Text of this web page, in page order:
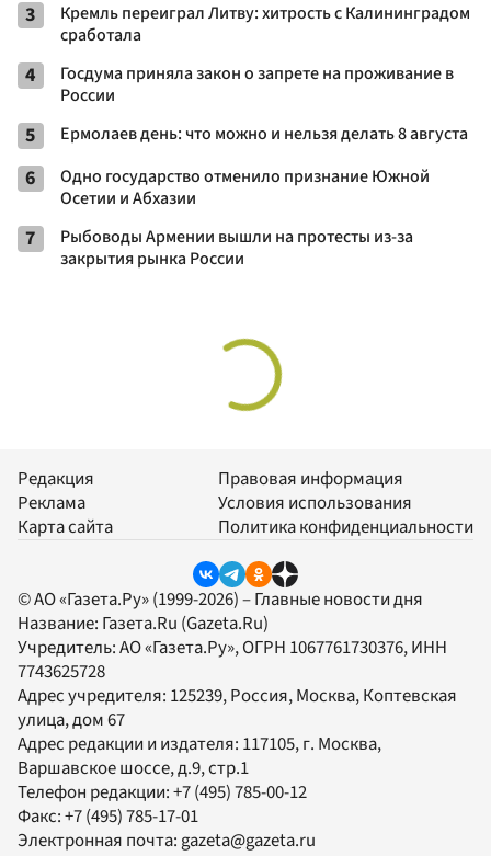
3
Кремль переиграл Литву: хитрость с Калининградом
сработала
4
Госдума приняла закон о запрете на проживание в
России
5 Ермолаев день: что можно и нельзя делать 8 августа
6
Одно государство отменило признание Южной
Осетии и Абхазии
7
Рыбоводы Армении вышли на протесты из-за
закрытия рынка России
Редакция
Реклама
Карта сайта
Правовая информация
Условия использования
Политика конфиденциальности
© АО «Газета.Ру» (1999-2026) – Главные новости дня
Название: Газета.Ru (Gazeta.Ru)
Учредитель:АО «Газета.Ру», ОГРН 1067761730376, ИНН
7743625728
Адрес учредителя: 125239, Россия, Москва, Коптевская
улица, дом 67
Адрес редакции и издателя: 117105, г. Москва,
Варшавское шоссе, д.9, стр.1
Телефон редакции:+7 (495) 785-00-12
Факс:+7 (495) 785-17-01
Электронная почта:gazeta@gazeta.ru